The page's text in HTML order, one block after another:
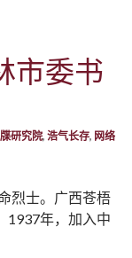
市委书
研究院, 浩气长存, 网络
烈士。广西苍梧
1937年，加入中